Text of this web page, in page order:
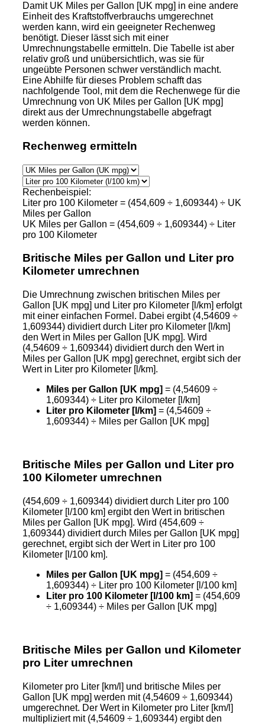
Damit UK Miles per Gallon [UK mpg] in eine andere
Einheit des Kraftstoffverbrauchs umgerechnet
werden kann, wird ein geeigneter Rechenweg
benötigt. Dieser lässt sich mit einer
Umrechnungstabelle ermitteln. Die Tabelle ist aber
relativ groß und unübersichtlich, was sie für
ungeübte Personen schwer verständlich macht.
Eine Abhilfe für dieses Problem schafft das
nachfolgende Tool, mit dem die Rechenwege für die
Umrechnung von UK Miles per Gallon [UK mpg]
direkt aus der Umrechnungstabelle abgefragt
werden können.
Rechenweg ermitteln
Rechenbeispiel:
Liter pro 100 Kilometer = (454,609 ÷ 1,609344) ÷ UK
Miles per Gallon
UK Miles per Gallon = (454,609 ÷ 1,609344) ÷ Liter
pro 100 Kilometer
Britische Miles per Gallon und Liter pro
Kilometer umrechnen
Die Umrechnung zwischen britischen Miles per
Gallon [UK mpg] und Liter pro Kilometer [l/km] erfolgt
mit einer einfachen Formel. Dabei ergibt (4,54609 ÷
1,609344) dividiert durch Liter pro Kilometer [l/km]
den Wert in Miles per Gallon [UK mpg]. Wird
(4,54609 ÷ 1,609344) dividiert durch den Wert in
Miles per Gallon [UK mpg] gerechnet, ergibt sich der
Wert in Liter pro Kilometer [l/km].
Miles per Gallon [UK mpg] = (4,54609 ÷
1,609344) ÷ Liter pro Kilometer [l/km]
Liter pro Kilometer [l/km] = (4,54609 ÷
1,609344) ÷ Miles per Gallon [UK mpg]
Britische Miles per Gallon und Liter pro
100 Kilometer umrechnen
(454,609 ÷ 1,609344) dividiert durch Liter pro 100
Kilometer [l/100 km] ergibt den Wert in britischen
Miles per Gallon [UK mpg]. Wird (454,609 ÷
1,609344) dividiert durch Miles per Gallon [UK mpg]
gerechnet, ergibt sich der Wert in Liter pro 100
Kilometer [l/100 km].
Miles per Gallon [UK mpg] = (454,609 ÷
1,609344) ÷ Liter pro 100 Kilometer [l/100 km]
Liter pro 100 Kilometer [l/100 km] = (454,609
÷ 1,609344) ÷ Miles per Gallon [UK mpg]
Britische Miles per Gallon und Kilometer
pro Liter umrechnen
Kilometer pro Liter [km/l] und britische Miles per
Gallon [UK mpg] werden mit (4,54609 ÷ 1,609344)
umgerechnet. Der Wert in Kilometer pro Liter [km/l]
multipliziert mit (4,54609 ÷ 1,609344) ergibt den